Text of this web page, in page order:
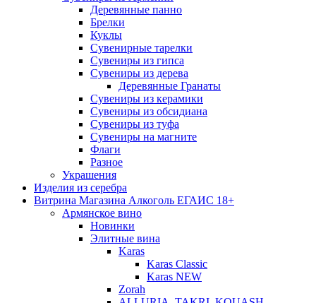
Деревянные панно
Брелки
Куклы
Сувенирные тарелки
Сувениры из гипса
Сувениры из дерева
Деревянные Гранаты
Сувениры из керамики
Сувениры из обсидиана
Сувениры из туфа
Сувениры на магните
Флаги
Разное
Украшения
Изделия из серебра
Витрина Магазина Алкоголь ЕГАИС 18+
Армянское вино
Новинки
Элитные вина
Karas
Karas Classic
Karas NEW
Zorah